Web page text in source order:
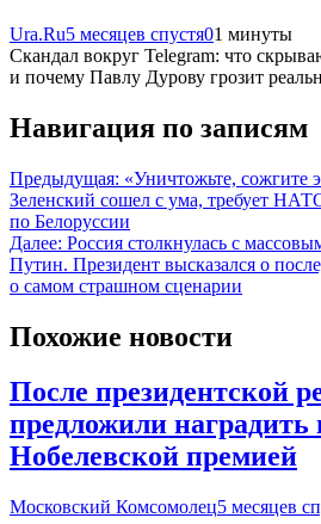
Ura.Ru5 месяцев спустя01 минуты
Скандал вокруг Telegram: что
и почему Павлу Дурову грозит
Навигация по записям
Предыдущая: «Уничтожьте, сожгите
Зеленский сошел с ума, требует
по Белоруссии
Далее: Россия столкнулась с
Путин. Президент высказался о
о самом страшном сценарии
Похожие новости
После президентской
предложили
Нобелевской премией
Московский Комсомолец5 месяцев